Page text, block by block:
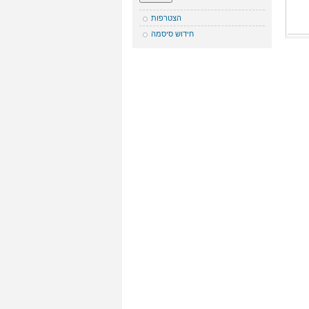
הצטרפות
חידוש סיסמה